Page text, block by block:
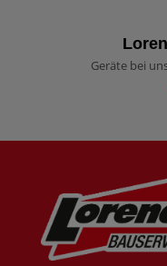
Geräte bei